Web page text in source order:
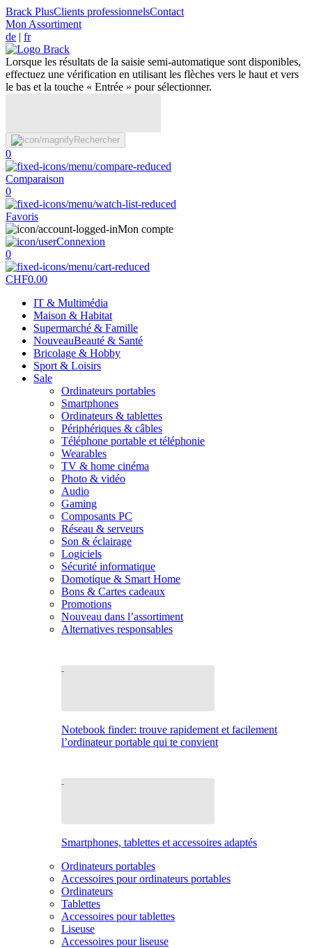
Brack PlusClients professionnelsContact
Mon Assortiment
de | fr
Lorsque les résultats de la saisie semi-automatique sont disponibles,
effectuez une vérification en utilisant les flèches vers le haut et vers
le bas et la touche « Entrée » pour sélectionner.
Rechercher
0
Comparaison
0
Favoris
Mon compte
Connexion
0
CHF0.00
IT & Multimédia
Maison & Habitat
Supermarché & Famille
NouveauBeauté & Santé
Bricolage & Hobby
Sport & Loisirs
Sale
Ordinateurs portables
Smartphones
Ordinateurs & tablettes
Périphériques & câbles
Téléphone portable et téléphonie
Wearables
TV & home cinéma
Photo & vidéo
Audio
Gaming
Composants PC
Réseau & serveurs
Son & éclairage
Logiciels
Sécurité informatique
Domotique & Smart Home
Bons & Cartes cadeaux
Promotions
Nouveau dans l’assortiment
Alternatives responsables
Notebook finder: trouve rapidement et facilement
l’ordinateur portable qui te convient
Smartphones, tablettes et accessoires adaptés
Ordinateurs portables
Accessoires pour ordinateurs portables
Ordinateurs
Tablettes
Accessoires pour tablettes
Liseuse
Accessoires pour liseuse